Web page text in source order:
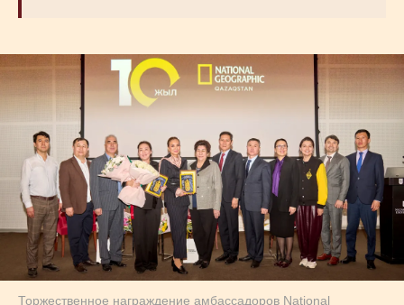
Торжественное награждение амбассадоров National